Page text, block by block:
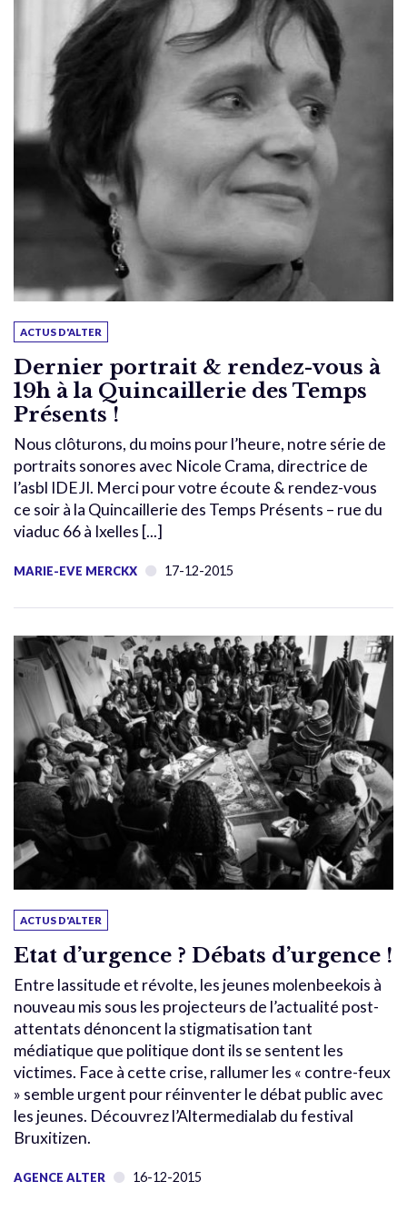
ACTUS D'ALTER
Dernier portrait & rendez-vous à
19h à la Quincaillerie des Temps
Présents !
Nous clôturons, du moins pour l’heure, notre série de
portraits sonores avec Nicole Crama, directrice de
l’asbl IDEJI. Merci pour votre écoute & rendez-vous
ce soir à la Quincaillerie des Temps Présents – rue du
viaduc 66 à Ixelles [...]
MARIE-EVE MERCKX 17-12-2015
ACTUS D'ALTER
Etat d’urgence ? Débats d’urgence !
Entre lassitude et révolte, les jeunes molenbeekois à
nouveau mis sous les projecteurs de l’actualité post-
attentats dénoncent la stigmatisation tant
médiatique que politique dont ils se sentent les
victimes. Face à cette crise, rallumer les « contre-feux
» semble urgent pour réinventer le débat public avec
les jeunes. Découvrez l’Altermedialab du festival
Bruxitizen.
AGENCE ALTER 16-12-2015